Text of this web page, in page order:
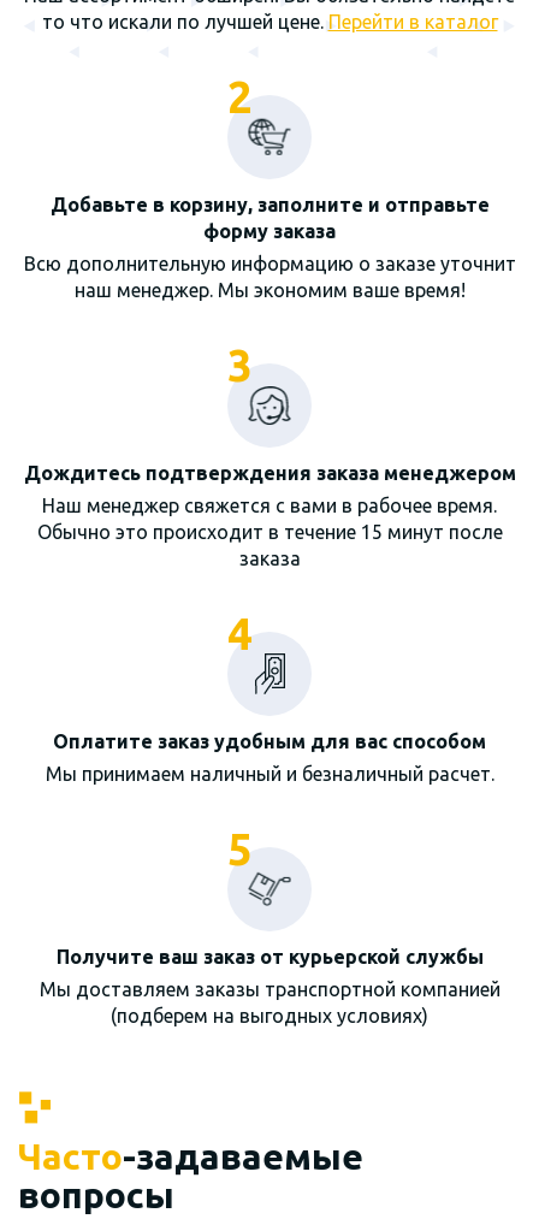
то что искали по лучшей цене. Перейти в каталог
2
Добавьте в корзину, заполните и отправьте
форму заказа
Всю дополнительную информацию о заказе уточнит
наш менеджер. Мы экономим ваше время!
3
Дождитесь подтверждения заказа менеджером
Наш менеджер свяжется с вами в рабочее время.
Обычно это происходит в течение 15 минут после
заказа
4
Оплатите заказ удобным для вас способом
Мы принимаем наличный и безналичный расчет.
5
Получите ваш заказ от курьерской службы
Мы доставляем заказы транспортной компанией
(подберем на выгодных условиях)
Часто-задаваемые
вопросы